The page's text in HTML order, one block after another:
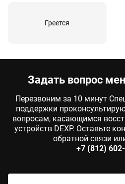
Греется
Задать вопрос
Перезвоним за 10 минут
поддержки
вопросам, касающимся
устройств DEXP. Оставьте
обратной связи
+7 (812)